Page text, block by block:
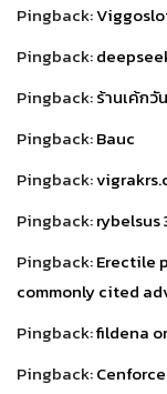
Pingback:
Pingback:
Pingback:ร้านเค้กวั
Pingback:Bauc
Pingback:
Pingback:rybelsus
Pingback:Erectile
commonly cited
Pingback:fildena
Pingback: